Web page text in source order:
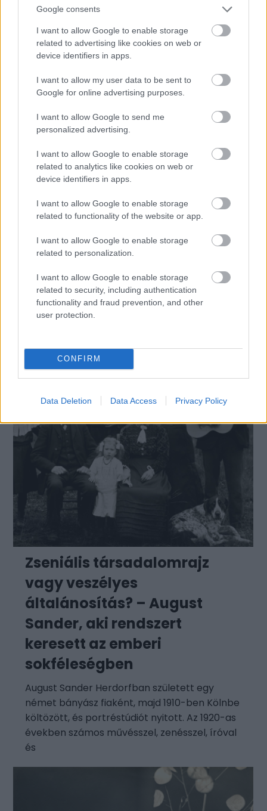
Google consents
I want to allow Google to enable storage
related to advertising like cookies on web or
device identifiers in apps.
I want to allow my user data to be sent to
Google for online advertising purposes.
I want to allow Google to send me
personalized advertising.
I want to allow Google to enable storage
related to analytics like cookies on web or
device identifiers in apps.
I want to allow Google to enable storage
related to functionality of the website or app.
I want to allow Google to enable storage
related to personalization.
I want to allow Google to enable storage
related to security, including authentication
functionality and fraud prevention, and other
user protection.
CONFIRM
Data Deletion Data Access Privacy Policy
Több mint tízezren látták
elzárt fotógyűjteményét a
Mai Manó Házban
10.000 feletti kíváncsi tekintetet vonzott már
a Frida Kahlo fotógyűjteménye című kiállítás
a Mai Manó Házban, mely a mexikói
művésznő, popkulturális ikon életének rejtett
Zseniális társadalomrajz
vagy veszélyes
általánosítás? – August
Sander, aki rendszert
keresett az emberi
sokféleségben
August Sander Herdorfban született egy
német bányász fiaként, majd 1910-ben Kölnbe
költözött, és portréstúdiót nyitott. Az 1920-as
években számos művésszel, zenésszel, íróval
és